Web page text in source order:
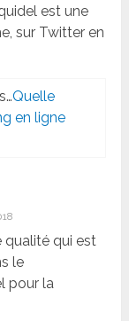
est une
sur Twitter en
Quelle
en ligne
qualité qui est
le
pour la